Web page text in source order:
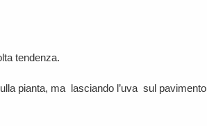
tendenza.
pianta, ma lasciando l’uva sul pavimento